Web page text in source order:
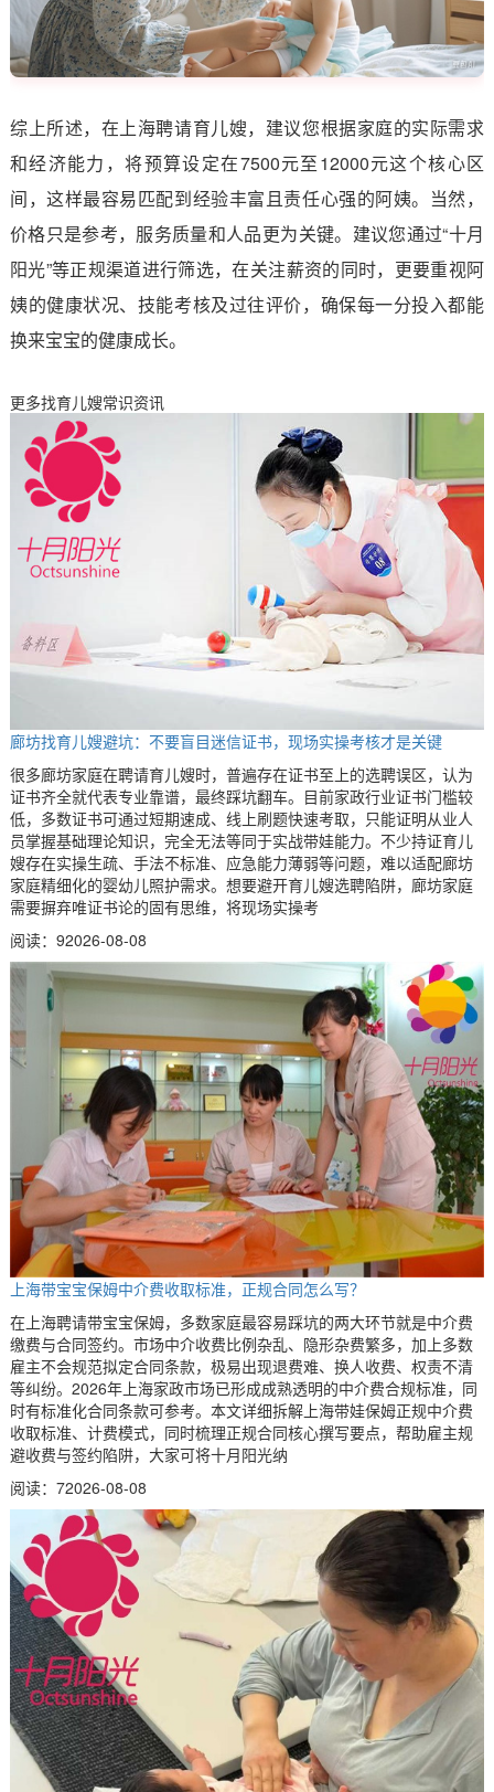
综上所述，在上海聘请育儿嫂，建议您根据家庭的实际需求
和经济能力，将预算设定在7500元至12000元这个核心区
间，这样最容易匹配到经验丰富且责任心强的阿姨。当然，
价格只是参考，服务质量和人品更为关键。建议您通过“十月
阳光”等正规渠道进行筛选，在关注薪资的同时，更要重视阿
姨的健康状况、技能考核及过往评价，确保每一分投入都能
换来宝宝的健康成长。
更多找育儿嫂常识资讯
廊坊找育儿嫂避坑：不要盲目迷信证书，现场实操考核才是关键
很多廊坊家庭在聘请育儿嫂时，普遍存在证书至上的选聘误区，认为
证书齐全就代表专业靠谱，最终踩坑翻车。目前家政行业证书门槛较
低，多数证书可通过短期速成、线上刷题快速考取，只能证明从业人
员掌握基础理论知识，完全无法等同于实战带娃能力。不少持证育儿
嫂存在实操生疏、手法不标准、应急能力薄弱等问题，难以适配廊坊
家庭精细化的婴幼儿照护需求。想要避开育儿嫂选聘陷阱，廊坊家庭
需要摒弃唯证书论的固有思维，将现场实操考
阅读：92026-08-08
上海带宝宝保姆中介费收取标准，正规合同怎么写？
在上海聘请带宝宝保姆，多数家庭最容易踩坑的两大环节就是中介费
缴费与合同签约。市场中介收费比例杂乱、隐形杂费繁多，加上多数
雇主不会规范拟定合同条款，极易出现退费难、换人收费、权责不清
等纠纷。2026年上海家政市场已形成成熟透明的中介费合规标准，同
时有标准化合同条款可参考。本文详细拆解上海带娃保姆正规中介费
收取标准、计费模式，同时梳理正规合同核心撰写要点，帮助雇主规
避收费与签约陷阱，大家可将十月阳光纳
阅读：72026-08-08